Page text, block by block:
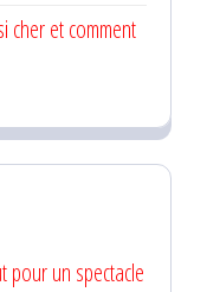
cher et comment
pour un spectacle